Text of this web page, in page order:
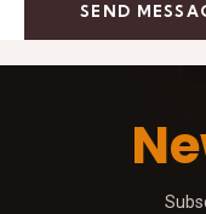
SEND